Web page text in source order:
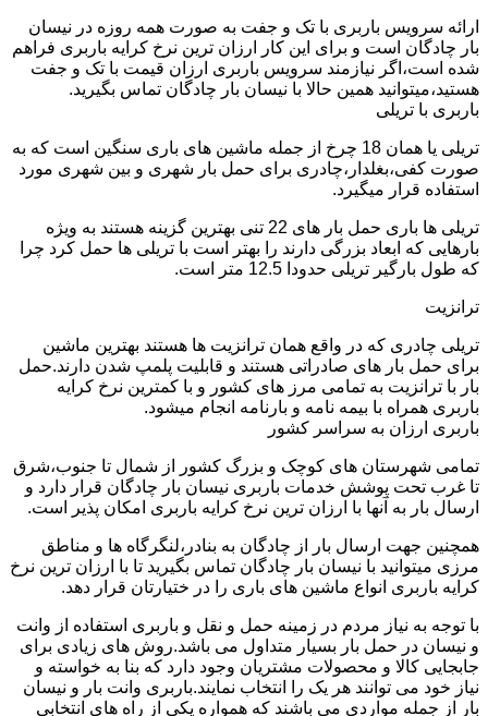
ارائه سرویس باربری با تک و جفت به صورت همه روزه در نیسان
بار چادگان است و برای این کار ارزان ترین نرخ کرایه باربری فراهم
شده است،اگر نیازمند سرویس باربری ارزان قیمت با تک و جفت
هستید،میتوانید همین حالا با نیسان بار چادگان تماس بگیرید.
باربری با تریلی
تریلی یا همان 18 چرخ از جمله ماشین های باری سنگین است که به
صورت کفی،بغلدار،چادری برای حمل بار شهری و بین شهری مورد
استفاده قرار میگیرد.
تریلی ها باری حمل بار های 22 تنی بهترین گزینه هستند به ویژه
بارهایی که ابعاد بزرگی دارند را بهتر است با تریلی ها حمل کرد چرا
که طول بارگیر تریلی حدودا 12.5 متر است.
ترانزیت
تریلی چادری که در واقع همان ترانزیت ها هستند بهترین ماشین
برای حمل بار های صادراتی هستند و قابلیت پلمپ شدن دارند.حمل
بار با ترانزیت به تمامی مرز های کشور و با کمترین نرخ کرایه
باربری همراه با بیمه نامه و بارنامه انجام میشود.
باربری ارزان به سراسر کشور
تمامی شهرستان های کوچک و بزرگ کشور از شمال تا جنوب،شرق
تا غرب تحت پوشش خدمات باربری نیسان بار چادگان قرار دارد و
ارسال بار به آنها با ارزان ترین نرخ کرایه باربری امکان پذیر است.
همچنین جهت ارسال بار از چادگان به بنادر،لنگرگاه ها و مناطق
مرزی میتوانید با نیسان بار چادگان تماس بگیرید تا با ارزان ترین نرخ
کرایه باربری انواع ماشین های باری را در ختیارتان قرار دهد.
با توجه به نیاز مردم در زمینه حمل و نقل و باربری استفاده از وانت
و نیسان در حمل بار بسیار متداول می باشد.روش های زیادی برای
جابجایی کالا و محصولات مشتریان وجود دارد که بنا به خواسته و
نیاز خود می توانند هر یک را انتخاب نمایند.باربری وانت بار و نیسان
بار از جمله مواردی می باشند که همواره یکی از راه های انتخابی